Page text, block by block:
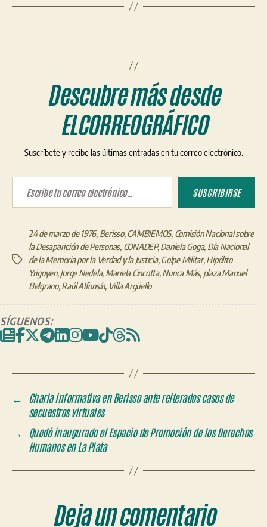
Descubre más desde
ELCORREOGRÁFICO
Suscríbete y recibe las últimas entradas en tu correo electrónico.
Escribe tu correo electrónico…
SUSCRIBIRSE
Etiquetas
24 de marzo de 1976, Berisso,CAMBIEMOS, Comisión Nacional sobre
la Desaparición de Personas, CONADEP,Daniela Goga, Día Nacional
de la Memoria por la Verdad y la Justicia,Golpe Militar,Hipólito
Yrigoyen,Jorge Nedela, Mariela Cincotta,Nunca Más, plaza Manuel
Belgrano,Raúl Alfonsín, Villa Argüello
SÍGUENOS:
← Charla informativa en Berisso ante reiterados casos de
secuestros virtuales
→ Quedó inaugurado el Espacio de Promoción de los Derechos
Humanos en La Plata
Deja un comentario